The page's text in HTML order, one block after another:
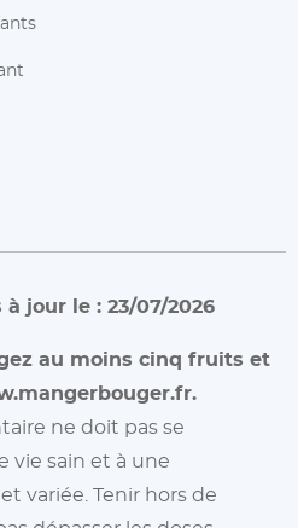
à jour le : 23/07/2026
au moins cinq fruits et
ne doit pas se
vie sain et à une
variée. Tenir hors de